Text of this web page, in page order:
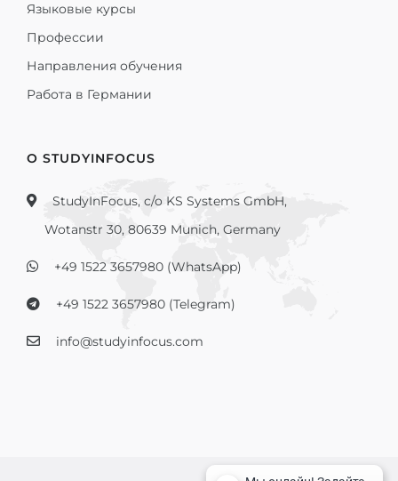
Языковые курсы
Профессии
Направления обучения
Работа в Германии
О STUDYINFOCUS
StudyInFocus, c/o KS Systems GmbH,
Wotanstr 30, 80639 Munich, Germany
+49 1522 3657980 (WhatsApp)
+49 1522 3657980 (Telegram)
info@studyinfocus.com